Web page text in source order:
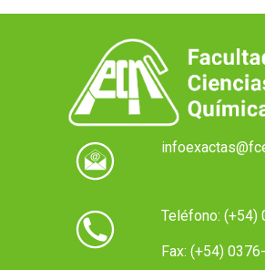
Teléfono: (+54)
Fax: (+54)